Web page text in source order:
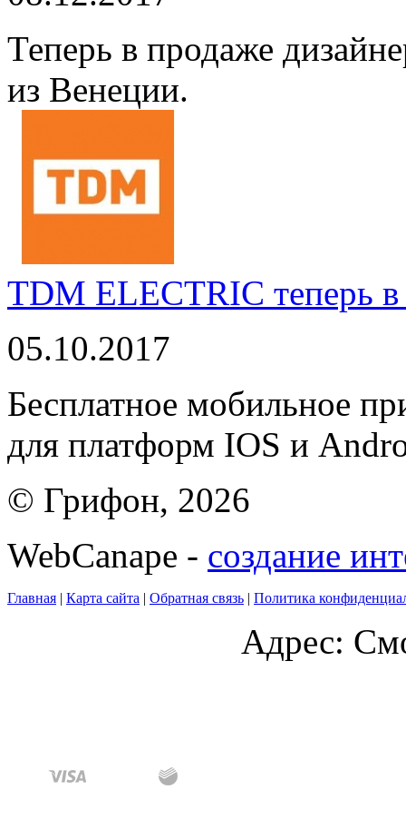
Теперь в продаже
из Венеции.
TDM ELECTRIC теперь
05.10.2017
Бесплатное мобильное
для платформ IOS и
© Грифон, 2026
WebCanape - создание
Главная | Карта сайта | Обратная связь | Политика
Адрес: